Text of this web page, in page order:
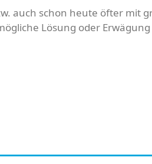
auch schon heute öfter mit
Lösung oder